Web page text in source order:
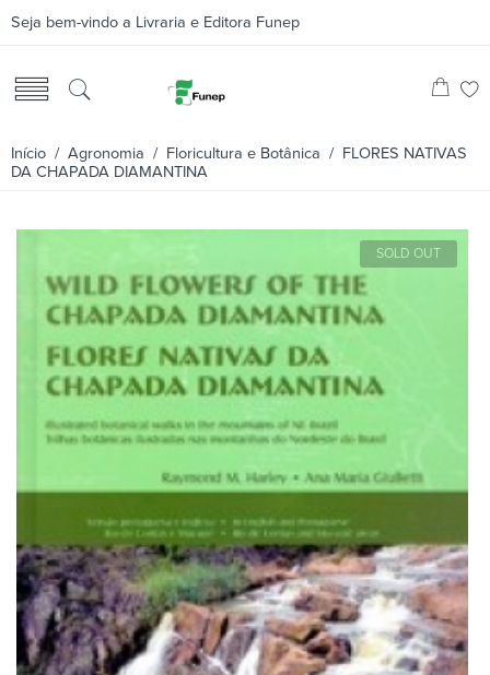
Seja bem-vindo a Livraria e Editora Funep
Início / Agronomia / Floricultura e Botânica / FLORES NATIVAS
DA CHAPADA DIAMANTINA
SOLD OUT